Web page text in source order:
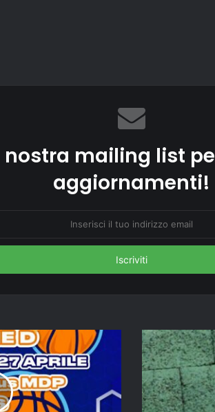
mailing list
aggiornamenti!